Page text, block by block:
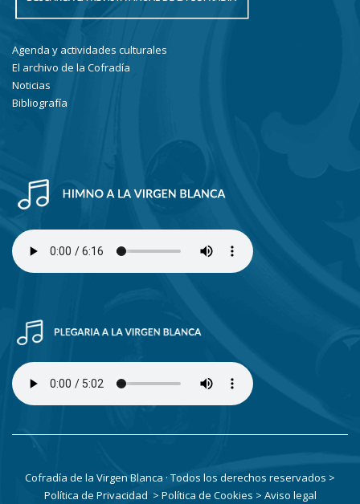
Agenda y actividades culturales
El archivo de la Cofradía
Noticias
Bibliografía
Cofradía de la Virgen Blanca · Todos los derechos reservados >
Política de Privacidad > Política de Cookies > Aviso legal